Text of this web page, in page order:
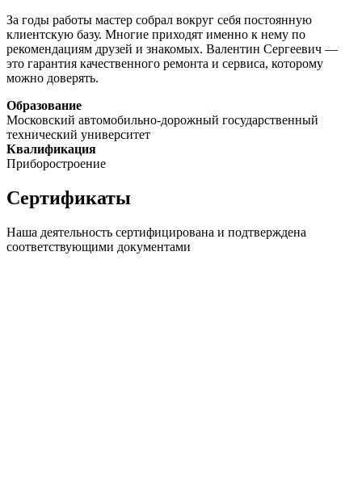
За годы работы мастер собрал вокруг себя постоянную
клиентскую базу. Многие приходят именно к нему по
рекомендациям друзей и знакомых. Валентин Сергеевич —
это гарантия качественного ремонта и сервиса, которому
можно доверять.
Образование
Московский автомобильно-дорожный государственный
технический университет
Квалификация
Приборостроение
Сертификаты
Наша деятельность сертифицирована и подтверждена
соответствующими документами